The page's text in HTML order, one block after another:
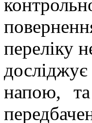
переліку
напою,